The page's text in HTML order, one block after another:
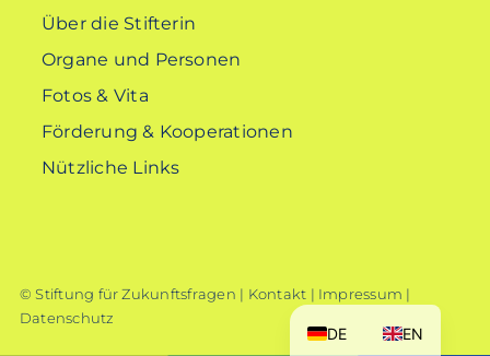
Über die Stifterin
Organe und Personen
Fotos & Vita
Förderung & Kooperationen
Nützliche Links
© Stiftung für Zukunftsfragen | Kontakt | Impressum |
Datenschutz
DE EN